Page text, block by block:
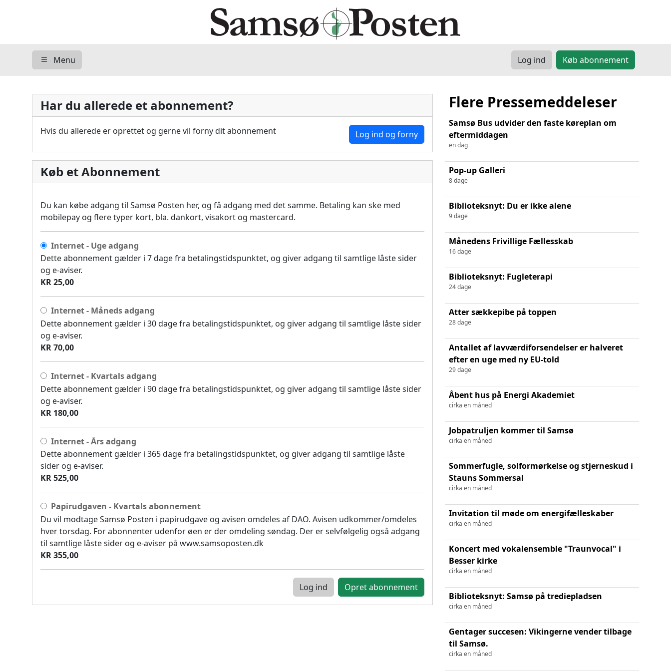
Menu Log ind Køb abonnement
Har du allerede et abonnement?
Hvis du allerede er oprettet og gerne vil forny dit abonnement Log ind og forny
Køb et Abonnement
Du kan købe adgang til Samsø Posten her, og få adgang med det samme. Betaling kan ske med
mobilepay og flere typer kort, bla. dankort, visakort og mastercard.
Internet - Uge adgang
Dette abonnement gælder i 7 dage fra betalingstidspunktet, og giver adgang til samtlige låste sider
og e-aviser.
KR 25,00
Internet - Måneds adgang
Dette abonnement gælder i 30 dage fra betalingstidspunktet, og giver adgang til samtlige låste sider
og e-aviser.
KR 70,00
Internet - Kvartals adgang
Dette abonnement gælder i 90 dage fra betalingstidspunktet, og giver adgang til samtlige låste sider
og e-aviser.
KR 180,00
Internet - Års adgang
Dette abonnement gælder i 365 dage fra betalingstidspunktet, og giver adgang til samtlige låste
sider og e-aviser.
KR 525,00
Papirudgaven - Kvartals abonnement
Du vil modtage Samsø Posten i papirudgave og avisen omdeles af DAO. Avisen udkommer/omdeles
hver torsdag. For abonnenter udenfor øen er der omdeling søndag. Der er selvfølgelig også adgang
til samtlige låste sider og e-aviser på www.samsoposten.dk
KR 355,00
Log ind
Flere Pressemeddeleser
Samsø Bus udvider den faste køreplan om
eftermiddagen
en dag
Pop-up Galleri
8 dage
Biblioteksnyt: Du er ikke alene
9 dage
Månedens Frivillige Fællesskab
16 dage
Biblioteksnyt: Fugleterapi
24 dage
Atter sækkepibe på toppen
28 dage
Antallet af lavværdiforsendelser er halveret
efter en uge med ny EU-told
29 dage
Åbent hus på Energi Akademiet
cirka en måned
Jobpatruljen kommer til Samsø
cirka en måned
Sommerfugle, solformørkelse og stjerneskud i
Stauns Sommersal
cirka en måned
Invitation til møde om energifælleskaber
cirka en måned
Koncert med vokalensemble "Traunvocal" i
Besser kirke
cirka en måned
Biblioteksnyt: Samsø på trediepladsen
cirka en måned
Gentager succesen: Vikingerne vender tilbage
til Samsø.
cirka en måned